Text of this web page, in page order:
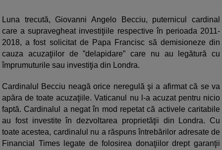
Luna trecută, Giovanni Angelo Becciu, puternicul cardinal
care a supravegheat investiţiile respective în perioada 2011-
2018, a fost solicitat de Papa Francisc să demisioneze din
cauza acuzaţiilor de ”delapidare” care nu au legătură cu
împrumuturile sau investiţia din Londra.
Cardinalul Becciu neagă orice neregulă şi a afirmat că se va
apăra de toate acuzaţiile. Vaticanul nu l-a acuzat pentru nicio
faptă. Cardinalul a negat în mod repetat că activele caritabile
au fost investite în dezvoltarea proprietăţii din Londra. Cu
toate acestea, cardinalul nu a răspuns întrebărilor adresate de
Financial Times legate de folosirea donaţiilor drept garanţii